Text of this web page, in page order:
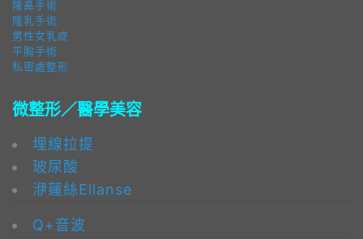
隆鼻手術
隆乳手術
男性女乳症
平胸手術
私密處整形
微整形／醫學美容
埋線拉提
玻尿酸
洢蓮絲Ellanse
Q+音波